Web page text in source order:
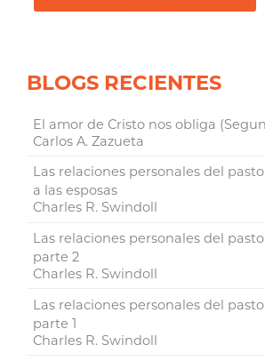
BLOGS RECIENTES
El amor de Cristo nos obliga
Carlos A. Zazueta
Las relaciones personales del
a las esposas
Charles R. Swindoll
Las relaciones personales del
parte 2
Charles R. Swindoll
Las relaciones personales del
parte 1
Charles R. Swindoll